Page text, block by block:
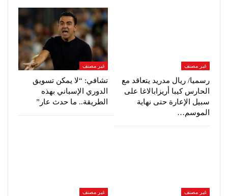
غير مصنف
رسميا/ ريال مدريد يتعاقد مع
الحارس كيبا أريزابالاغا على
سبيل الإعارة حتى نهاية
الموسم…
غير مصنف
تشافي: “لا يمكن تسويق
الدوري الإسباني بهذه
الطريقة.. ما حدث عار”
غير مصنف غير مصنف